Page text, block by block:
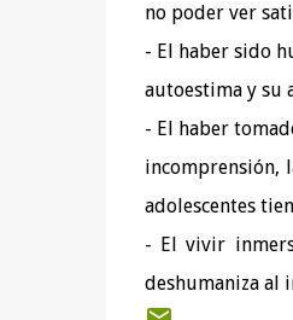
no poder ver
- El haber sido
autoestima y su
- El haber
incomprensión,
adolescentes
- El vivir
deshumaniza al